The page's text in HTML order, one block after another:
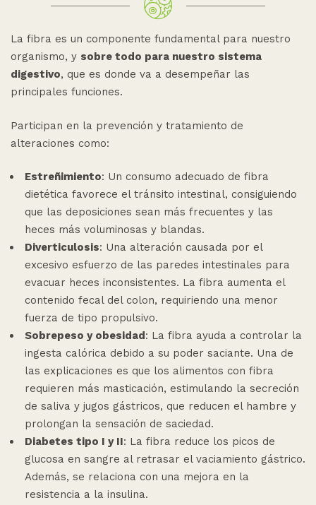
La fibra es un componente fundamental para nuestro
organismo, y sobre todo para nuestro sistema
digestivo, que es donde va a desempeñar las
principales funciones.
Participan en la prevención y tratamiento de
alteraciones como:
Estreñimiento: Un consumo adecuado de fibra
dietética favorece el tránsito intestinal, consiguiendo
que las deposiciones sean más frecuentes y las
heces más voluminosas y blandas.
Diverticulosis: Una alteración causada por el
excesivo esfuerzo de las paredes intestinales para
evacuar heces inconsistentes. La fibra aumenta el
contenido fecal del colon, requiriendo una menor
fuerza de tipo propulsivo.
Sobrepeso y obesidad: La fibra ayuda a controlar la
ingesta calórica debido a su poder saciante. Una de
las explicaciones es que los alimentos con fibra
requieren más masticación, estimulando la secreción
de saliva y jugos gástricos, que reducen el hambre y
prolongan la sensación de saciedad.
Diabetes tipo I y II: La fibra reduce los picos de
glucosa en sangre al retrasar el vaciamiento gástrico.
Además, se relaciona con una mejora en la
resistencia a la insulina.